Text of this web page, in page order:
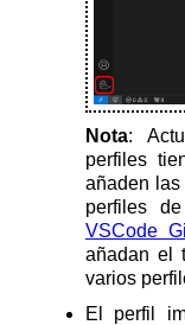
Nota:
perfiles
añaden
perfiles
VSCode
añadan el
varios
El perfil